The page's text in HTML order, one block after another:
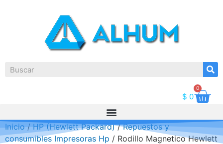
$ 0
0
Inicio/HP (Hewlett Packard)/Repuestos y
consumibles Impresoras Hp / Rodillo Magnetico Hewlett